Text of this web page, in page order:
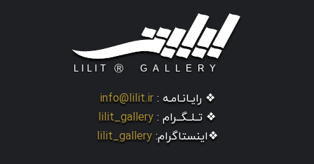
❖ رایـانـامـه : info@lilit.ir
❖ تــلــگــرام : lilit_gallery
❖اینستاگرام: lilit_gallery